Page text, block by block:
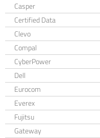
Casper
Certified Data
Clevo
Compal
CyberPower
Dell
Eurocom
Everex
Fujitsu
Gateway